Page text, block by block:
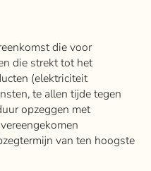
die voor
die strekt tot het
(elektriciteit
te allen tijde tegen
opzeggen met
van ten hoogste